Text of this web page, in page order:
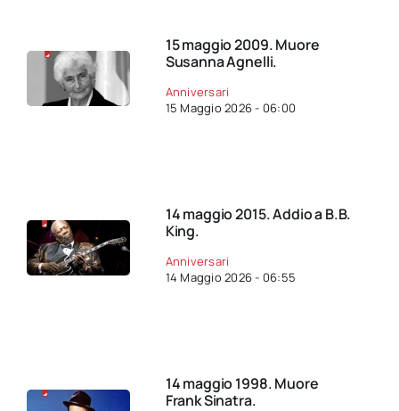
15 maggio 2009. Muore
Susanna Agnelli.
Anniversari
15 Maggio 2026 - 06:00
14 maggio 2015. Addio a B.B.
King.
Anniversari
14 Maggio 2026 - 06:55
14 maggio 1998. Muore
Frank Sinatra.